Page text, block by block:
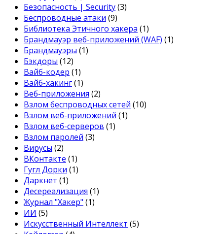
Безопасность | Security(3)
Беспроводные атаки (9)
Библиотека Этичного хакера (1)
Брандмауэр веб-приложений (WAF) (1)
Брандмауэры (1)
Бэкдоры (12)
Вайб-кодер (1)
Вайб-хакинг(1)
Веб-приложения (2)
Взлом беспроводных сетей (10)
Взлом веб-приложений (1)
Взлом веб-серверов (1)
Взлом паролей (3)
Вирусы (2)
ВКонтакте (1)
Гугл Дорки (1)
Даркнет (1)
Десереализация (1)
Журнал "Хакер" (1)
ИИ (5)
Искусственный Интеллект (5)